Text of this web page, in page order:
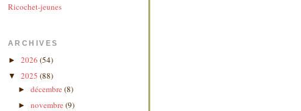
Ricochet-jeunes
ARCHIVES
► 2026 (54)
▼ 2025 (88)
► décembre (8)
► novembre (9)